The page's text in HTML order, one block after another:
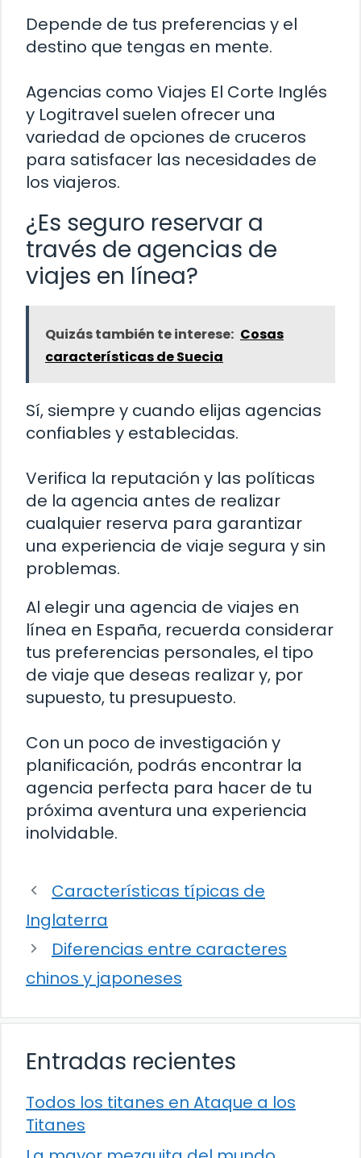
Depende de tus preferencias y el
destino que tengas en mente.
Agencias como Viajes El Corte Inglés
y Logitravel suelen ofrecer una
variedad de opciones de cruceros
para satisfacer las necesidades de
los viajeros.
¿Es seguro reservar a
través de agencias de
viajes en línea?
Quizás también te interese: Cosas
características de Suecia
Sí, siempre y cuando elijas agencias
confiables y establecidas.
Verifica la reputación y las políticas
de la agencia antes de realizar
cualquier reserva para garantizar
una experiencia de viaje segura y sin
problemas.
Al elegir una agencia de viajes en
línea en España, recuerda considerar
tus preferencias personales, el tipo
de viaje que deseas realizar y, por
supuesto, tu presupuesto.
Con un poco de investigación y
planificación, podrás encontrar la
agencia perfecta para hacer de tu
próxima aventura una experiencia
inolvidable.
Características típicas de
Inglaterra
Diferencias entre caracteres
chinos y japoneses
Entradas recientes
Todos los titanes en Ataque a los
Titanes